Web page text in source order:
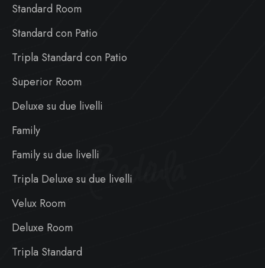
Standard Room
Standard con Patio
Tripla Standard con Patio
Superior Room
Deluxe su due livelli
Family
Family su due livelli
Tripla Deluxe su due livelli
Velux Room
Deluxe Room
Tripla Standard
Badiula